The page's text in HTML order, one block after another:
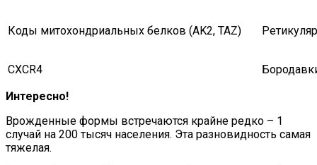
Коды митохондриальных белков (AK2, TAZ)
CXCR4
Интересно!
Врожденные формы встречаются крайне редко – 1
случай на 200 тысяч населения. Эта разновидность самая
тяжелая.